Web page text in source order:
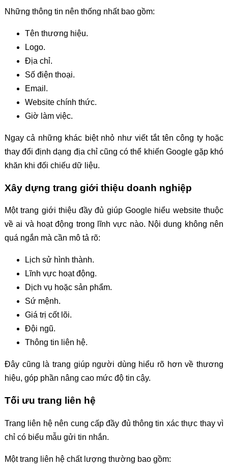
Những thông tin nên thống nhất bao gồm:
Tên thương hiệu.
Logo.
Địa chỉ.
Số điện thoại.
Email.
Website chính thức.
Giờ làm việc.
Ngay cả những khác biệt nhỏ như viết tắt tên công ty hoặc
thay đổi định dạng địa chỉ cũng có thể khiến Google gặp khó
khăn khi đối chiếu dữ liệu.
Xây dựng trang giới thiệu doanh nghiệp
Một trang giới thiệu đầy đủ giúp Google hiểu website thuộc
về ai và hoạt động trong lĩnh vực nào. Nội dung không nên
quá ngắn mà cần mô tả rõ:
Lịch sử hình thành.
Lĩnh vực hoạt động.
Dịch vụ hoặc sản phẩm.
Sứ mệnh.
Giá trị cốt lõi.
Đội ngũ.
Thông tin liên hệ.
Đây cũng là trang giúp người dùng hiểu rõ hơn về thương
hiệu, góp phần nâng cao mức độ tin cậy.
Tối ưu trang liên hệ
Trang liên hệ nên cung cấp đầy đủ thông tin xác thực thay vì
chỉ có biểu mẫu gửi tin nhắn.
Một trang liên hệ chất lượng thường bao gồm: